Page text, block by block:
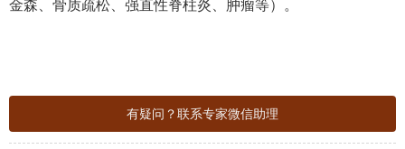
金森、骨质疏松、强直性脊柱炎、肿瘤等）。
有疑问？联系专家微信助理